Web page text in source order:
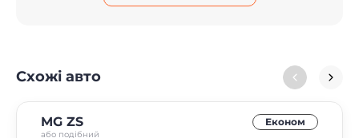
Схожі авто
MG ZS
або подібний
Економ